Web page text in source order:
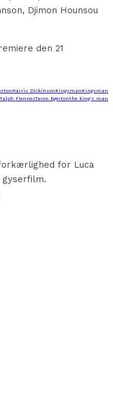
Djimon Hounsou
den 21
Harris Dickinson Kingsman Kingsman
Ralph FiennesTaron Egertonthe king's man
for Luca
gyserfilm.